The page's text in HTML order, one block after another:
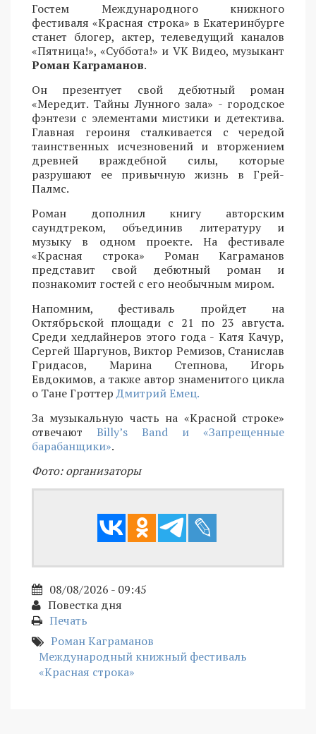
Гостем Международного книжного
фестиваля «Красная строка» в Екатеринбурге
станет блогер, актер, телеведущий каналов
«Пятница!», «Суббота!» и VK Видео, музыкант
Роман Каграманов.
Он презентует свой дебютный роман
«Мередит. Тайны Лунного зала» - городское
фэнтези с элементами мистики и детектива.
Главная героиня сталкивается с чередой
таинственных исчезновений и вторжением
древней враждебной силы, которые
разрушают ее привычную жизнь в Грей-
Палмс.
Роман дополнил книгу авторским
саундтреком, объединив литературу и
музыку в одном проекте. На фестивале
«Красная строка» Роман Каграманов
представит свой дебютный роман и
познакомит гостей с его необычным миром.
Напомним, фестиваль пройдет на
Октябрьской площади с 21 по 23 августа.
Среди хедлайнеров этого года - Катя Качур,
Сергей Шаргунов, Виктор Ремизов, Станислав
Гридасов, Марина Степнова, Игорь
Евдокимов, а также автор знаменитого цикла
о Тане ГроттерДмитрий Емец.
За музыкальную часть на «Красной строке»
отвечают Billy’s Band и «Запрещенные
барабанщики».
Фото: организаторы
08/08/2026 - 09:45
Повестка дня
Печать
Роман Каграманов
Международный книжный фестиваль
«Красная строка»